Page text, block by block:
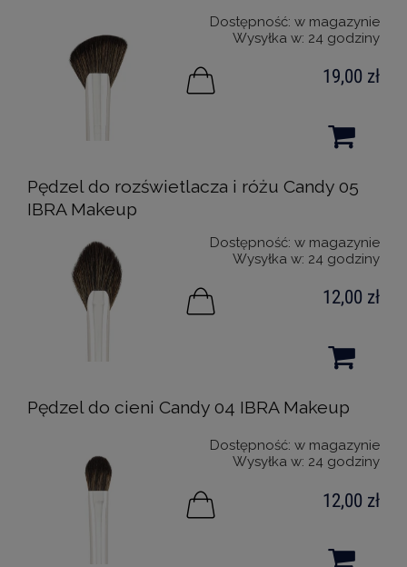
Dostępność: w magazynie
Wysyłka w: 24 godziny
19,00 zł
Pędzel do rozświetlacza i różu Candy 05
IBRA Makeup
Dostępność: w magazynie
Wysyłka w: 24 godziny
12,00 zł
Pędzel do cieni Candy 04 IBRA Makeup
Dostępność: w magazynie
Wysyłka w: 24 godziny
12,00 zł